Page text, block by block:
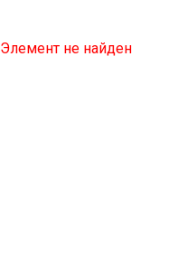
Элемент не найден